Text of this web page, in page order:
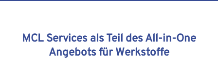
MCL Services als Teil des All-in-One
Angebots für Werkstoffe